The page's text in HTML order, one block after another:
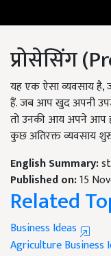
प्रोसेसिंग
यह एक ऐसा व्यवसाय
हैं. जब आप खुद अपनी
तो उनकी आय अपने आप
कुछ अतिरक्त व्यवसाय
English Summary:
Published on:15
Related
Business Ideas
Agriculture Business